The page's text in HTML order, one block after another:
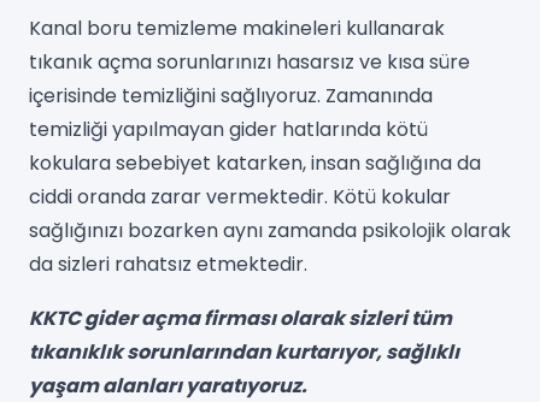
Kanal boru temizleme makineleri kullanarak
tıkanık açma sorunlarınızı hasarsız ve kısa süre
içerisinde temizliğini sağlıyoruz. Zamanında
temizliği yapılmayan gider hatlarında kötü
kokulara sebebiyet katarken, insan sağlığına da
ciddi oranda zarar vermektedir. Kötü kokular
sağlığınızı bozarken aynı zamanda psikolojik olarak
da sizleri rahatsız etmektedir.
KKTC gider açma firması olarak sizleri tüm
tıkanıklık sorunlarından kurtarıyor, sağlıklı
yaşam alanları yaratıyoruz.